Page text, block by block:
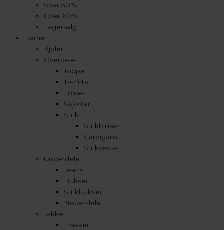
Spar 50%
Over 60%
Lagersalg
Dame
Kjoler
Overdele
Toppe
T-shirts
Bluser
Skjorter
Strik
Strikbluser
Cardigans
Strikveste
Underdele
Jeans
Bukser
Strikbukser
Nederdele
Jakker
Frakker